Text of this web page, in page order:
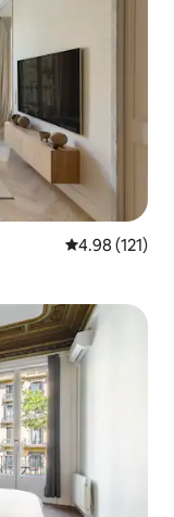
औसत रेटिंग 5 में से
4.98 (121)